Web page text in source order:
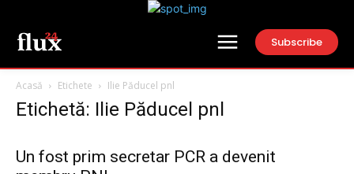
Subscribe
Acasă Etichete Ilie Păducel pnl
Etichetă: Ilie Păducel pnl
Un fost prim secretar PCR a devenit